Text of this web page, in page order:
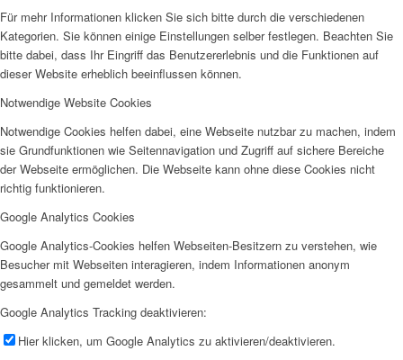
Für mehr Informationen klicken Sie sich bitte durch die verschiedenen
Kategorien. Sie können einige Einstellungen selber festlegen. Beachten Sie
bitte dabei, dass Ihr Eingriff das Benutzererlebnis und die Funktionen auf
dieser Website erheblich beeinflussen können.
Notwendige Website Cookies
Notwendige Cookies helfen dabei, eine Webseite nutzbar zu machen, indem
sie Grundfunktionen wie Seitennavigation und Zugriff auf sichere Bereiche
der Webseite ermöglichen. Die Webseite kann ohne diese Cookies nicht
richtig funktionieren.
Google Analytics Cookies
Google Analytics-Cookies helfen Webseiten-Besitzern zu verstehen, wie
Besucher mit Webseiten interagieren, indem Informationen anonym
gesammelt und gemeldet werden.
Google Analytics Tracking deaktivieren:
Hier klicken, um Google Analytics zu aktivieren/deaktivieren.